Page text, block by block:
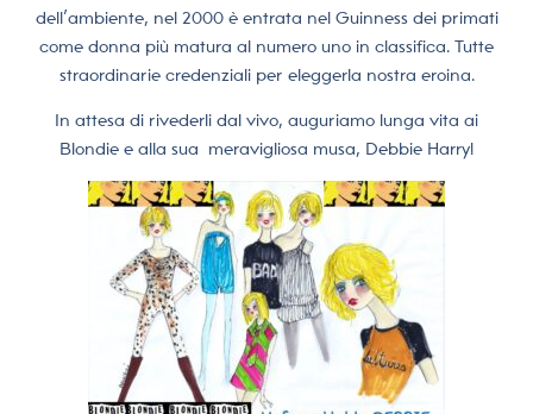
dell’ambiente, nel 2000 è entrata nel Guinness dei primati
come donna più matura al numero uno in classifica. Tutte
straordinarie credenziali per eleggerla nostra eroina.
In attesa di rivederli dal vivo, auguriamo lunga vita ai
Blondie e alla sua
meravigliosa musa, Debbie Harry!